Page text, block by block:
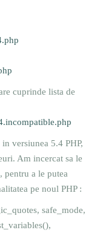
cuprinde lista de
versiunea 5.4 PHP,
Am incercat sa le
pentru a le putea
pe noul PHP :
safe_mode,